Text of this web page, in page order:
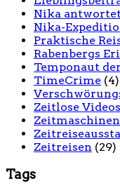
Nika
Nika-
Praktische
Rabenbergs
Temponaut
TimeCrime (4)
Zeitlose Videos
Zeitreisen (29)
Tags